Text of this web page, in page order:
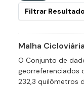
Filtrar
Malha
O Conjunto de
georreferenciados
232,3 quilômetros